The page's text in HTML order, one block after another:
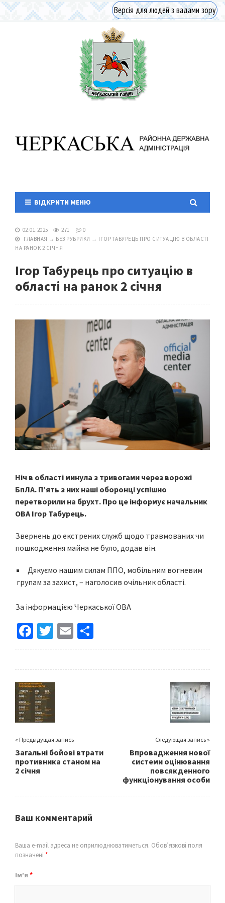
Версія для людей з вадами зору
ВІДКРИТИ МЕНЮ
02.01.2025 271
0
ГЛАВНАЯ → БЕЗ РУБРИКИ → ІГОР ТАБУРЕЦЬ ПРО СИТУАЦІЮ В ОБЛАСТІ
НА РАНОК 2 СІЧНЯ
Ігор Табурець про ситуацію в
області на ранок 2 січня
Ніч в області минула з тривогами через ворожі
БпЛА. П’ять з них наші оборонці успішно
перетворили на брухт. Про це інформує начальник
ОВА Ігор Табурець.
Звернень до екстрених служб щодо травмованих чи
пошкодження майна не було, додав він.
Дякуємо нашим силам ППО, мобільним вогневим
групам за захист, – наголосив очільник області.
За інформацією Черкаської ОВА
Fa
ce
o
o
k
T
wi
er
E
m h
« Предыдущая запись
Загальні бойові втрати
противника станом на
2 січня
Следующая запись »
Впровадження нової
системи оцінювання
повсякденного
функціонування особи
Ваш комментарий
Ваша e-mail адреса не оприлюднюватиметься. Обов’язкові поля
позначені *
Ім’я *